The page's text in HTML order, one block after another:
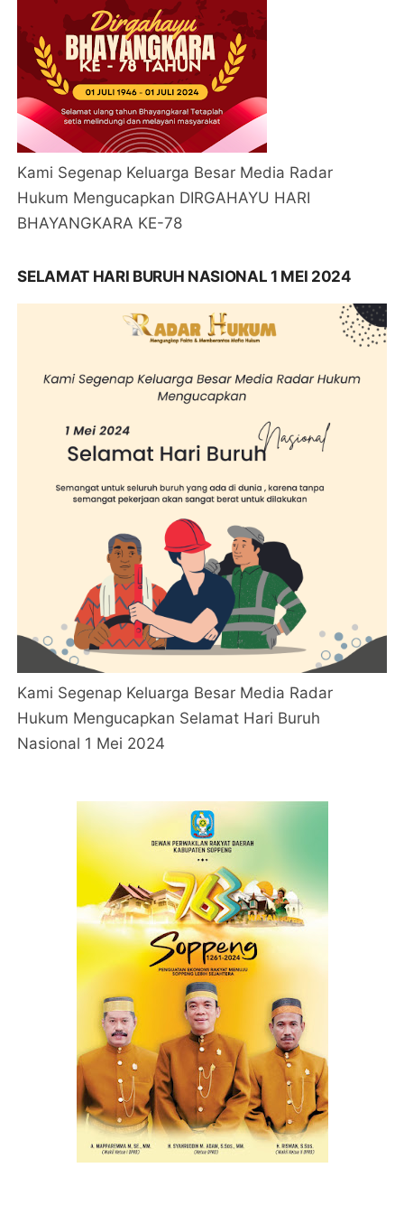
Kami Segenap Keluarga Besar Media Radar
Hukum Mengucapkan DIRGAHAYU HARI
BHAYANGKARA KE-78
SELAMAT HARI BURUH NASIONAL 1 MEI 2024
Kami Segenap Keluarga Besar Media Radar
Hukum Mengucapkan Selamat Hari Buruh
Nasional 1 Mei 2024